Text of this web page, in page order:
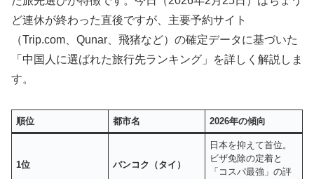
ど連休が終わった直後ですが、主要予約サイト
（Trip.com、Qunar、飛猪など）の確定データに基づいた
「中国人に選ばれた旅行先ランキング」を詳しく解説しま
す。
順位 都市名 2026年の傾向
1位 バンコク（タイ）
日本を抑えて首位。
ビザ免除の定着と
「コスパ最強」の評